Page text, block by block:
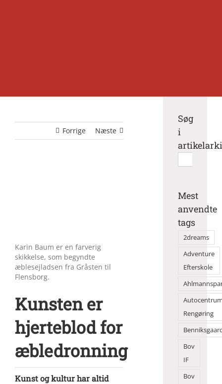
Forrige Næste
Karin Baum er en farverig
skikkelse, som begyndte
æblesejladsen fra Gråsten til
Flensborg.
Kunsten er
hjerteblod for
æbledronning
Kunst og kultur har altid
Søg
i
efter:
Mest
anvendte
tags
2dreams
Adventure
Efterskole
Rengøring
Bov
IF
Bov